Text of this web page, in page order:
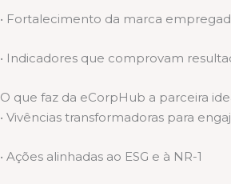
• Fortalecimento da marca
• Indicadores que comprovam
O que faz da eCorpHub a parceira
• Vivências transformadoras para
• Ações alinhadas ao ESG e à NR-1